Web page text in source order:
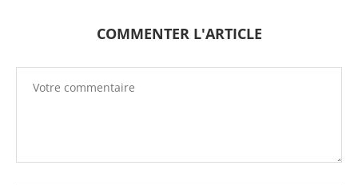
COMMENTER L'ARTICLE